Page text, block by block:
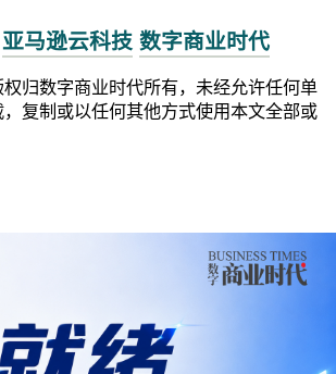
亚马逊云科技 数字商业时代
归数字商业时代所有，未经允许任何单
复制或以任何其他方式使用本文全部或